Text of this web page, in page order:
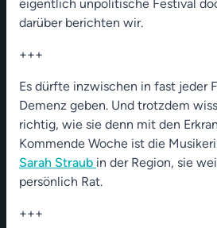
eigentlich unpolitische Festival
darüber berichten wir.
+++
Es dürfte inzwischen in fast jeder
Demenz geben. Und trotzdem
richtig, wie sie denn mit den
Kommende Woche ist die
Sarah Straub in der Region, sie
persönlich Rat.
+++